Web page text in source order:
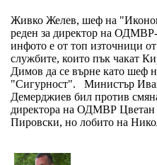
Живко Желев, шеф на
реден за директор на
инфото е от топ източници от
службите, които пък чакат
Димов да се върне като шеф
"Сигурност". Министър
Демерджиев бил против
директора на ОДМВР Цветан
Пировски, но лобито на